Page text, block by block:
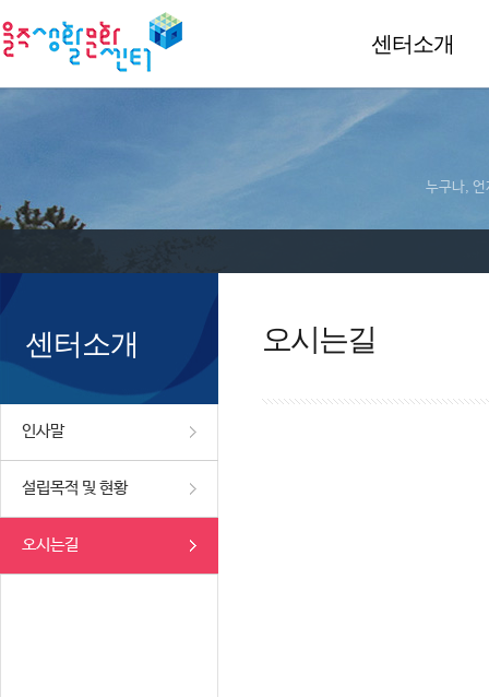
센터소개
누구나, 언
센터소개
인사말
설립목적 및 현황
오시는길
오시는길